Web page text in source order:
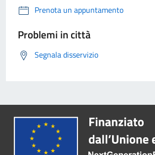
Prenota un appuntamento
Problemi in città
Segnala disservizio